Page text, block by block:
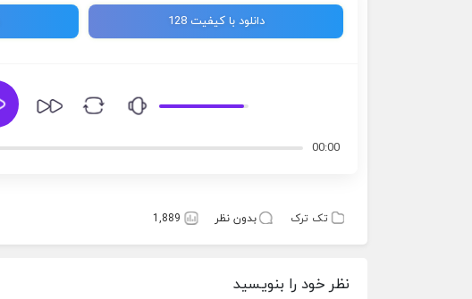
دانلود با کیفیت 128
00:00
تک ترک بدون نظر 1,889
نظر خود را بنویسید